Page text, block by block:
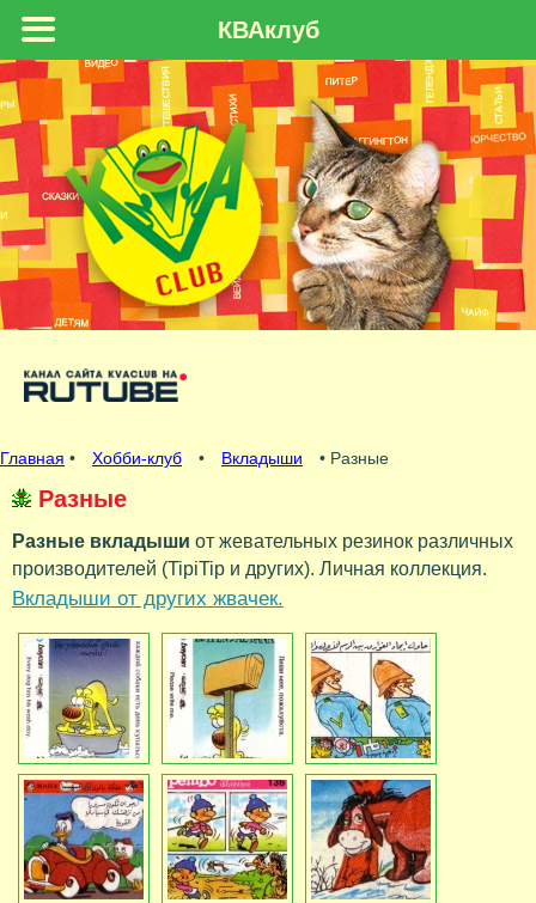
Главная • Хобби-клуб • Вкладыши • Разные
Разные
Разные вкладыши от жевательных резинок различных
производителей (TipiTip и других). Личная коллекция.
Вкладыши от других жвачек.
КВАклуб